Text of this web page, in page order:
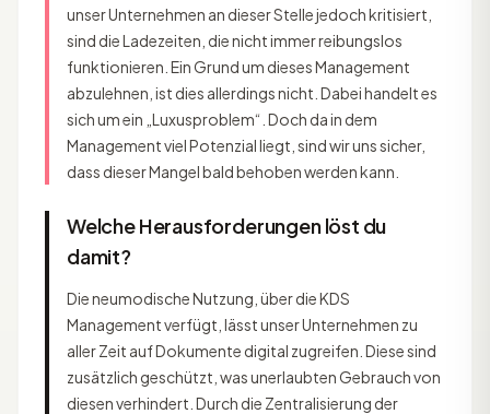
unser Unternehmen an dieser Stelle jedoch kritisiert,
sind die Ladezeiten, die nicht immer reibungslos
funktionieren. Ein Grund um dieses Management
abzulehnen, ist dies allerdings nicht. Dabei handelt es
sich um ein „Luxusproblem“. Doch da in dem
Management viel Potenzial liegt, sind wir uns sicher,
dass dieser Mangel bald behoben werden kann.
Welche Herausforderungen löst du
damit?
Die neumodische Nutzung, über die KDS
Management verfügt, lässt unser Unternehmen zu
aller Zeit auf Dokumente digital zugreifen. Diese sind
zusätzlich geschützt, was unerlaubten Gebrauch von
diesen verhindert. Durch die Zentralisierung der